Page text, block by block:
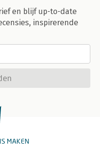
en blijf up-to-date
inspirerende
MAKEN